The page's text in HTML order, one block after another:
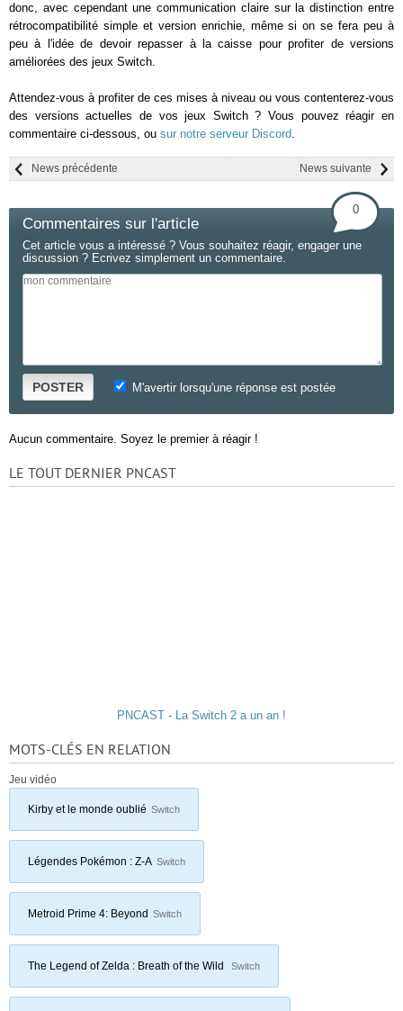
donc, avec cependant une communication claire sur la distinction entre
rétrocompatibilité simple et version enrichie, même si on se fera peu à
peu à l'idée de devoir repasser à la caisse pour profiter de versions
améliorées des jeux Switch.
Attendez-vous à profiter de ces mises à niveau ou vous contenterez-vous
des versions actuelles de vos jeux Switch ? Vous pouvez réagir en
commentaire ci-dessous, ou sur notre serveur Discord.
News suivante
News précédente
Commentaires sur l'article
0
Cet article vous a intéressé ? Vous souhaitez réagir, engager une
discussion ? Ecrivez simplement un commentaire.
POSTER M'avertir lorsqu'une réponse est postée
Aucun commentaire. Soyez le premier à réagir !
LE TOUT DERNIER PNCAST
PNCAST - La Switch 2 a un an !
MOTS-CLÉS EN RELATION
Jeu vidéo
Kirby et le monde oublié Switch
Légendes Pokémon : Z-A Switch
Metroid Prime 4: Beyond Switch
The Legend of Zelda : Breath of the Wild Switch